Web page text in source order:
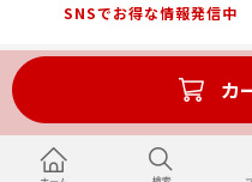
カ
SNSでお得な情報発信中
Copyright (C) JAPAN